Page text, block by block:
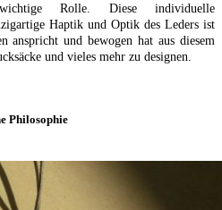
Rolle. Diese individuelle
Haptik und Optik des Leders ist
anspricht und bewogen hat aus diesem
und vieles mehr zu designen.
Philosophie